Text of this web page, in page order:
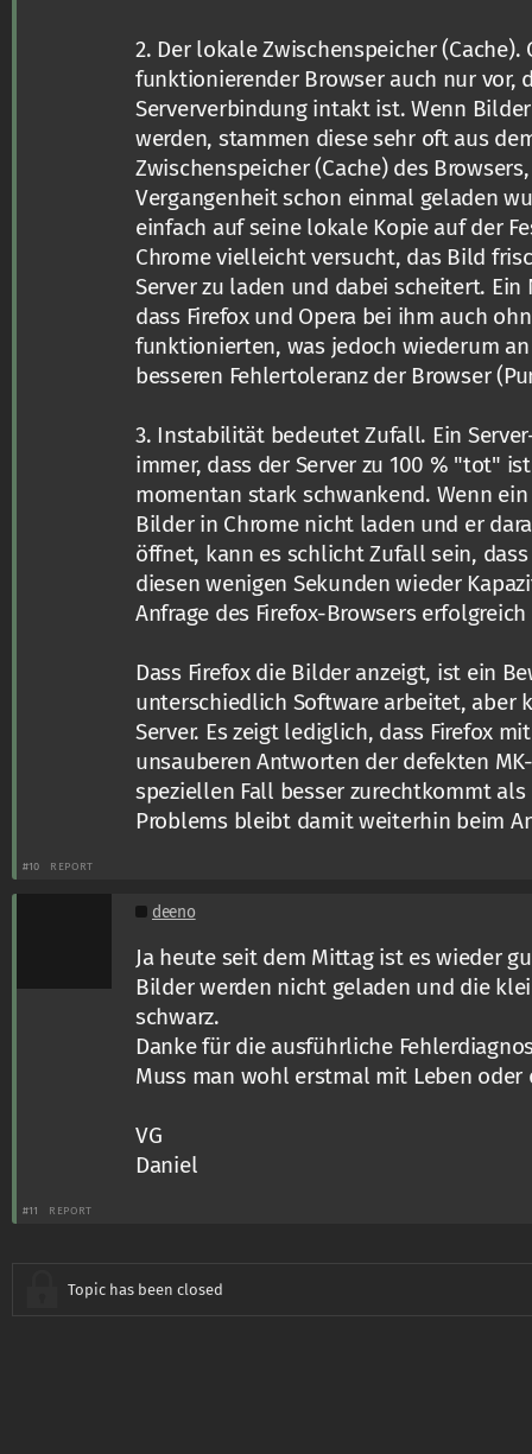
2. Der lokale Zwischenspeicher
funktionierender Browser auch nur vor,
Serververbindung intakt ist. Wenn
werden, stammen diese sehr oft aus
Zwischenspeicher (Cache) des
Vergangenheit schon einmal geladen
einfach auf seine lokale Kopie auf der
Chrome vielleicht versucht, das Bild
Server zu laden und dabei scheitert.
dass Firefox und Opera bei ihm auch
funktionierten, was jedoch wiederum
besseren Fehlertoleranz der Browser
3. Instabilität bedeutet Zufall. Ein
immer, dass der Server zu 100 % "tot"
momentan stark schwankend. Wenn
Bilder in Chrome nicht laden und er
öffnet, kann es schlicht Zufall sein,
diesen wenigen Sekunden wieder
Anfrage des Firefox-Browsers
Dass Firefox die Bilder anzeigt, ist ein
unterschiedlich Software arbeitet, aber
Server. Es zeigt lediglich, dass Firefox
unsauberen Antworten der defekten
speziellen Fall besser zurechtkommt als
Problems bleibt damit weiterhin beim
#10 REPORT
deeno
Ja heute seit dem Mittag ist es wieder
Bilder werden nicht geladen und die
schwarz.
Danke für die ausführliche
Muss man wohl erstmal mit Leben oder
VG
Daniel
#11 REPORT
Topic has been closed